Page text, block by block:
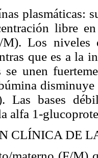
plasmáticas:
libre
M). Los
que es a la
se unen
disminuye
Las bases
alfa 1-
CLÍNICA DE